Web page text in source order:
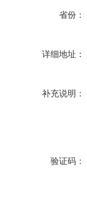
省份：
详细地址：
补充说明：
验证码：